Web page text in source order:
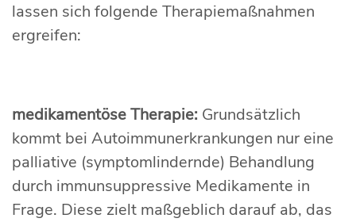
lassen sich folgende Therapiemaßnahmen
ergreifen:
medikamentöse Therapie: Grundsätzlich
kommt bei Autoimmunerkrankungen nur eine
palliative (symptomlindernde) Behandlung
durch immunsuppressive Medikamente in
Frage. Diese zielt maßgeblich darauf ab, das